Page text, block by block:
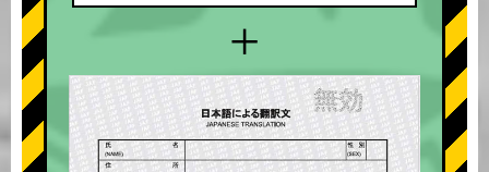
+